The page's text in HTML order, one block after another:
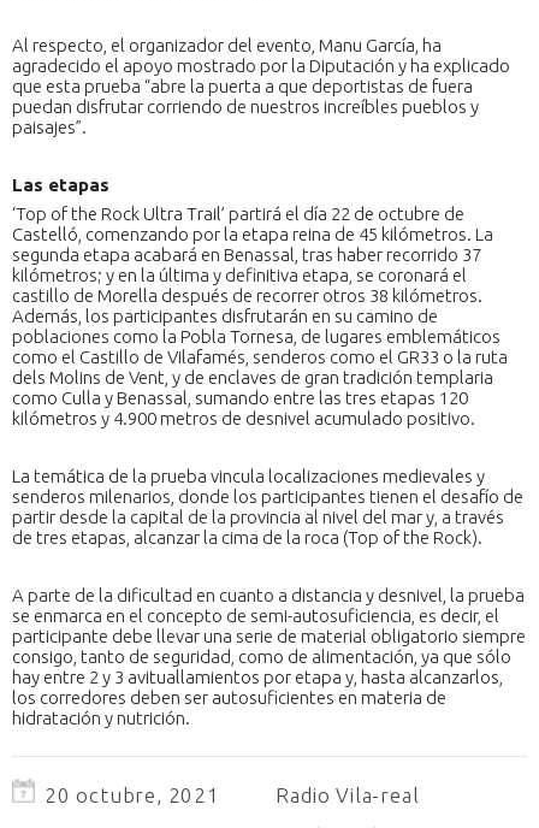
Al respecto, el organizador del evento, Manu García, ha
agradecido el apoyo mostrado por la Diputación y ha explicado
que esta prueba “abre la puerta a que deportistas de fuera
puedan disfrutar corriendo de nuestros increíbles pueblos y
paisajes”.
Las etapas
‘Top of the Rock Ultra Trail’ partirá el día 22 de octubre de
Castelló, comenzando por la etapa reina de 45 kilómetros. La
segunda etapa acabará en Benassal, tras haber recorrido 37
kilómetros; y en la última y definitiva etapa, se coronará el
castillo de Morella después de recorrer otros 38 kilómetros.
Además, los participantes disfrutarán en su camino de
poblaciones como la Pobla Tornesa, de lugares emblemáticos
como el Castillo de Vilafamés, senderos como el GR33 o la ruta
dels Molins de Vent, y de enclaves de gran tradición templaria
como Culla y Benassal, sumando entre las tres etapas 120
kilómetros y 4.900 metros de desnivel acumulado positivo.
La temática de la prueba vincula localizaciones medievales y
senderos milenarios, donde los participantes tienen el desafío de
partir desde la capital de la provincia al nivel del mar y, a través
de tres etapas, alcanzar la cima de la roca (Top of the Rock).
A parte de la dificultad en cuanto a distancia y desnivel, la prueba
se enmarca en el concepto de semi-autosuficiencia, es decir, el
participante debe llevar una serie de material obligatorio siempre
consigo, tanto de seguridad, como de alimentación, ya que sólo
hay entre 2 y 3 avituallamientos por etapa y, hasta alcanzarlos,
los corredores deben ser autosuficientes en materia de
hidratación y nutrición.
20 octubre, 2021
Radio Vila-real